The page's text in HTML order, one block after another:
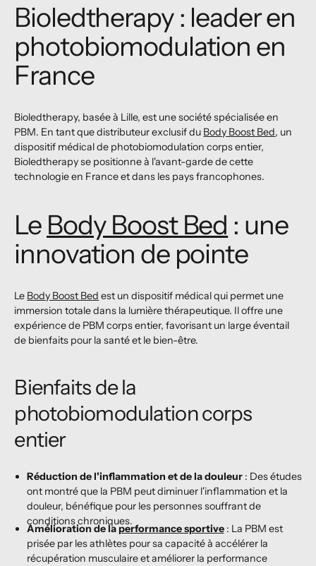
Bioledtherapy : leader en
photobiomodulation en
France
Bioledtherapy, basée à Lille, est une société spécialisée en
PBM. En tant que distributeur exclusif du Body Boost Bed, un
dispositif médical de photobiomodulation corps entier,
Bioledtherapy se positionne à l'avant-garde de cette
technologie en France et dans les pays francophones.
Le Body Boost Bed : une
innovation de pointe
Le Body Boost Bed est un dispositif médical qui permet une
immersion totale dans la lumière thérapeutique. Il offre une
expérience de PBM corps entier, favorisant un large éventail
de bienfaits pour la santé et le bien-être.
Bienfaits de la
photobiomodulation corps
entier
Réduction de l'inflammation et de la douleur: Des études
ont montré que la PBM peut diminuer l'inflammation et la
douleur, bénéfique pour les personnes souffrant de
conditions chroniques.
Amélioration de laperformance sportive: La PBM est
prisée par les athlètes pour sa capacité à accélérer la
récupération musculaire et améliorer la performance